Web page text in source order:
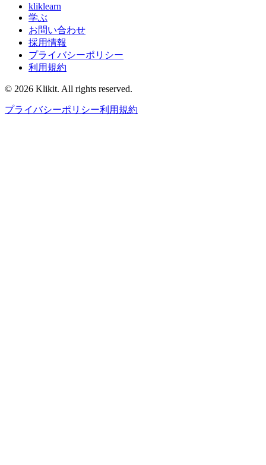
kliklearn
学ぶ
お問い合わせ
採用情報
プライバシーポリシー
利用規約
© 2026 Klikit. All rights reserved.
プライバシーポリシー利用規約